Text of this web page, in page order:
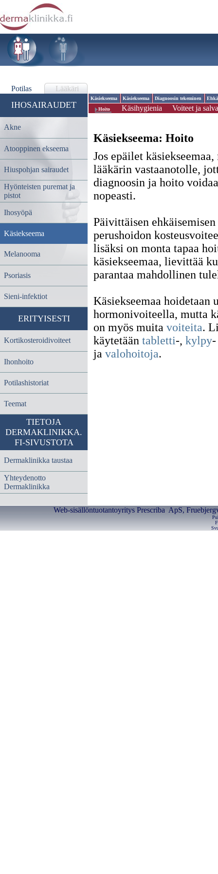
Potilas Lääkäri
IHOSAIRAUDET
Akne
Atooppinen ekseema
Hiuspohjan sairaudet
Hyönteisten puremat ja
pistot
Ihosyöpä
Käsiekseema
Melanooma
Psoriasis
Sieni-infektiot
ERITYISESTI
Kortikosteroidivoiteet
Ihonhoito
Potilashistoriat
Teemat
TIETOJA
DERMAKLINIKKA.
FI-SIVUSTOTA
Dermaklinikka taustaa
Yhteydenotto
Dermaklinikka
Käsiekseema Käsiekseema Diagnoosin tekeminen
Hoito
Käsihygienia Voiteet ja
Käsiekseema: Hoito
Jos epäilet käsiekseemaa,
lääkärin vastaanotolle,
diagnoosin ja hoito
nopeasti.
Päivittäisen
perushoidon
lisäksi on monta tapaa
käsiekseemaa, lievittää
parantaa mahdollinen
Käsiekseemaa hoidetaan
hormonivoiteella, mutta
on myös muita voiteita.
käytetään tabletti-, kylpy-
ja valohoitoja.
Web-sisällöntuotantoyritys Prescriba ApS,